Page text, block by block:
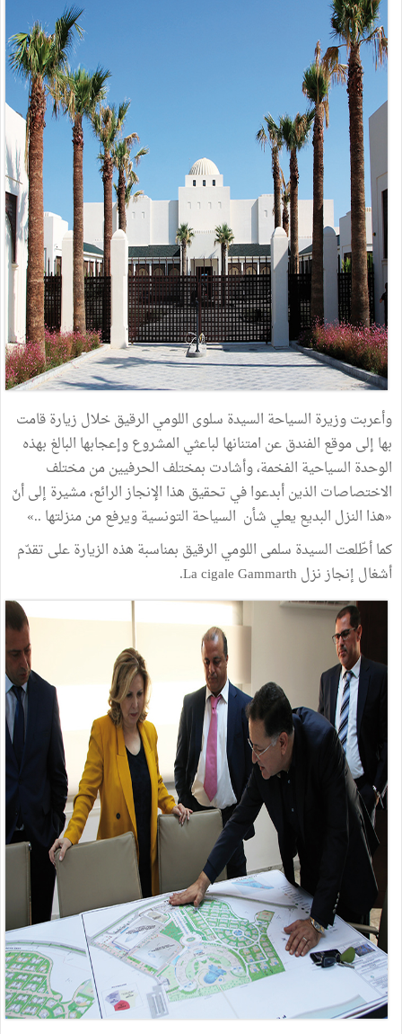
وأعربت وزيرة السياحة السيدة سلوى اللومي الرقيق خلال زيارة قامت
بها إلى موقع الفندق عن امتنانها لباعثي المشروع وإعجابها البالغ بهذه
الوحدة السياحية الفخمة، وأشادت بمختلف الحرفيين من مختلف
الاختصاصات الذين أبدعوا في تحقيق هذا الإنجاز الرائع، مشيرة إلى أنّ
«هذا النزل البديع يعلي شأن السياحة التونسية ويرفع من منزلتها ..»
كما أطّلعت السيدة سلمى اللومي الرقيق بمناسبة هذه الزيارة على تقدّم
أشغال إنجاز نزل La cigale Gammarth.